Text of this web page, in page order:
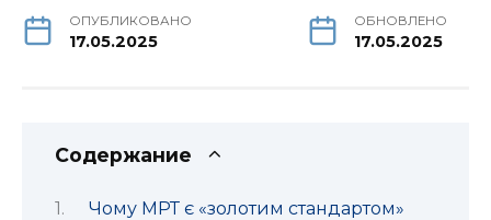
ОПУБЛИКОВАНО
17.05.2025
ОБНОВЛЕНО
17.05.2025
Содержание
Чому МРТ є «золотим стандартом»